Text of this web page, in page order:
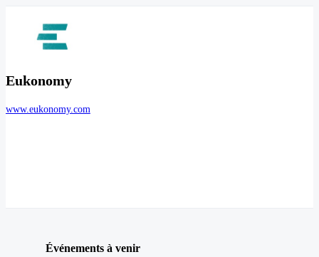
Eukonomy
www.eukonomy.com
Événements à venir